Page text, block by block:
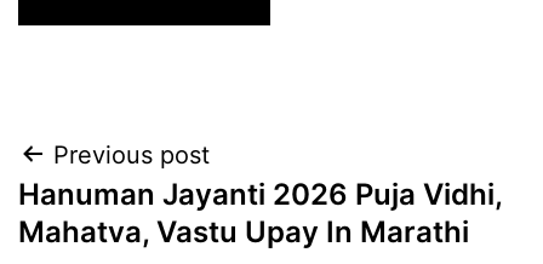
Post
navigation
Previous post
Hanuman Jayanti 2026 Puja Vidhi,
Mahatva, Vastu Upay In Marathi